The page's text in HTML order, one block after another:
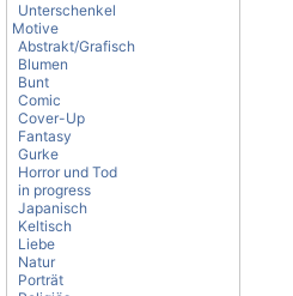
Unterschenkel
Motive
Abstrakt/Grafisch
Blumen
Bunt
Comic
Cover-Up
Fantasy
Gurke
Horror und Tod
in progress
Japanisch
Keltisch
Liebe
Natur
Porträt